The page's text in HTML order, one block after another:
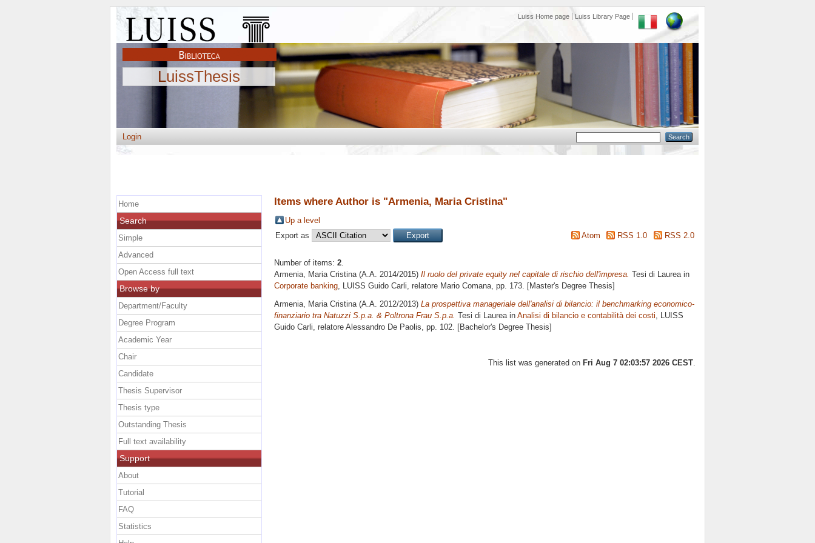
Luiss Home page Luiss Library Page
LuissThesis
Login
Items where Author is "Armenia, Maria Cristina"
Up a level
Export as
Atom RSS 1.0 RSS 2.0
Number of items: 2.
Armenia, Maria Cristina(A.A. 2014/2015) Il ruolo del private equity nel capitale di rischio dell'impresa. Tesi di Laurea in
Corporate banking, LUISS Guido Carli, relatore Mario Comana, pp. 173. [Master's Degree Thesis]
Armenia, Maria Cristina (A.A. 2012/2013) La prospettiva manageriale dell'analisi di bilancio: il benchmarking economico-
finanziario tra Natuzzi S.p.a. & Poltrona Frau S.p.a. Tesi di Laurea in Analisi di bilancio e contabilità dei costi , LUISS
Guido Carli, relatore Alessandro De Paolis , pp. 102. [Bachelor's Degree Thesis]
This list was generated on Fri Aug 7 02:03:57 2026 CEST.
Home
Search
Simple
Advanced
Open Access full text
Browse by
Department/Faculty
Degree Program
Academic Year
Chair
Candidate
Thesis Supervisor
Thesis type
Outstanding Thesis
Full text availability
Support
About
Tutorial
FAQ
Statistics